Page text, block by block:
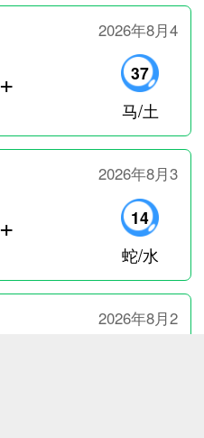
2026年8月4
+ 37
马/土
2026年8月3
+ 14
蛇/水
2026年8月2